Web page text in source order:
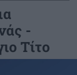
-
Τίτο